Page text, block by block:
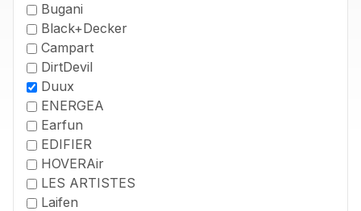
Bugani
Black+Decker
Campart
DirtDevil
Duux
ENERGEA
Earfun
EDIFIER
HOVERAir
LES ARTISTES
Laifen